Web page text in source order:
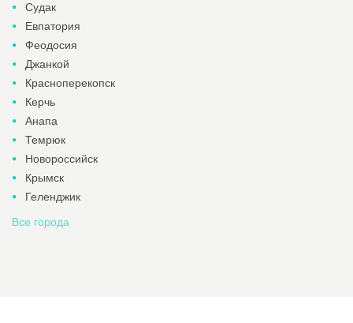
Судак
Евпатория
Феодосия
Джанкой
Красноперекопск
Керчь
Анапа
Темрюк
Новороссийск
Крымск
Геленджик
Все города